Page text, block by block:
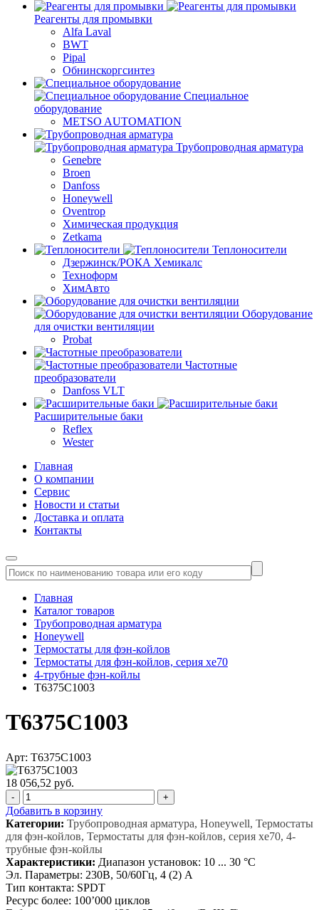
Реагенты для промывки
Alfa Laval
BWT
Pipal
Обнинскоргсинтез
Специальное
оборудование
METSO AUTOMATION
Трубопроводная арматура
Genebre
Broen
Danfoss
Honeywell
Oventrop
Химическая продукция
Zetkama
Теплоносители
Дзержинск/РОКА Хемикалс
Техноформ
ХимАвто
Оборудование
для очистки вентиляции
Probat
Частотные
преобразователи
Danfoss VLT
Расширительные баки
Reflex
Wester
Главная
О компании
Сервис
Новости и статьи
Доставка и оплата
Контакты
Главная
Каталог товаров
Трубопроводная арматура
Honeywell
Термостаты для фэн-койлов
Термостаты для фэн-койлов, серия xe70
4-трубные фэн-койлы
T6375C1003
T6375C1003
Арт: T6375C1003
18 056,52 руб.
- +
Добавить в корзину
Категории: Трубопроводная арматура, Honeywell, Термостаты
для фэн-койлов, Термостаты для фэн-койлов, серия xe70, 4-
трубные фэн-койлы
Характеристики: Диапазон установок: 10 ... 30 °С
Эл. Параметры: 230B, 50/60Гц, 4 (2) A
Тип контакта: SPDT
Ресурс более: 100’000 циклов